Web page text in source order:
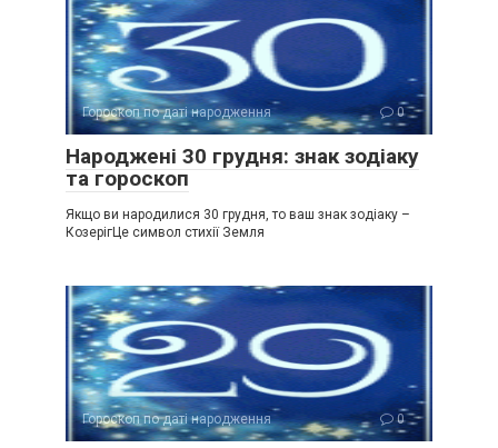
Гороскоп по даті народження 0
Народжені 30 грудня: знак зодіаку
та гороскоп
Якщо ви народилися 30 грудня, то ваш знак зодіаку –
КозерігЦе символ стихії Земля
Гороскоп по даті народження 0